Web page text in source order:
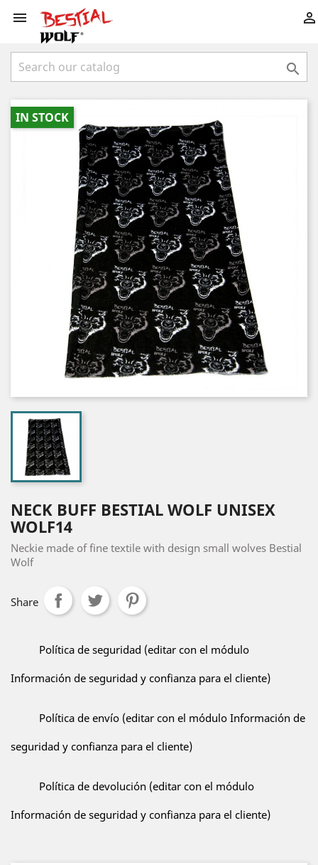
 

IN STOCK
NECK BUFF BESTIAL WOLF UNISEX
WOLF14
Neckie made of fine textile with design small wolves Bestial
Wolf
Share
Política de seguridad (editar con el módulo
Información de seguridad y confianza para el cliente)
Política de envío (editar con el módulo Información de
seguridad y confianza para el cliente)
Política de devolución (editar con el módulo
Información de seguridad y confianza para el cliente)